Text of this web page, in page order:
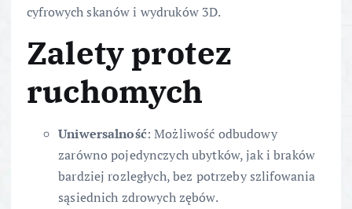
cyfrowych skanów i wydruków 3D.
Zalety protez
ruchomych
Uniwersalność: Możliwość odbudowy
zarówno pojedynczych ubytków, jak i braków
bardziej rozległych, bez potrzeby szlifowania
sąsiednich zdrowych zębów.